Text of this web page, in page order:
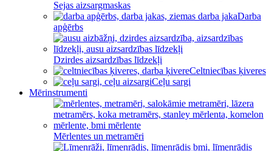
Sejas aizsargmaskas
Darba
apģērbs
Dzirdes aizsardzības līdzekļi
Celtniecības ķiveres
Ceļu sargi
Mērinstrumenti
Mērlentes un metramēri